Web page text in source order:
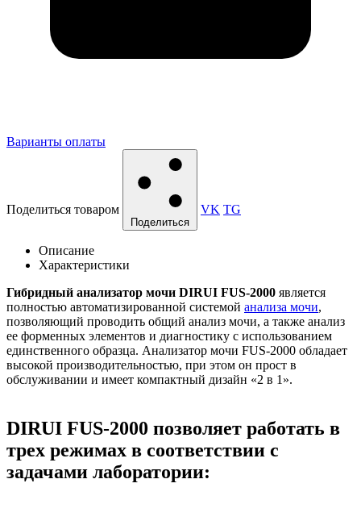
Варианты оплаты
Поделиться товаром
Поделиться
VK TG
Описание
Характеристики
Гибридный анализатор мочи DIRUI FUS-2000 является
полностью автоматизированной системой анализа мочи,
позволяющий проводить общий анализ мочи, а также анализ
ее форменных элементов и диагностику с использованием
единственного образца. Анализатор мочи FUS-2000 обладает
высокой производительностью, при этом он прост в
обслуживании и имеет компактный дизайн «2 в 1».
DIRUI FUS-2000 позволяет работать в
трех режимах в соответствии с
задачами лаборатории: